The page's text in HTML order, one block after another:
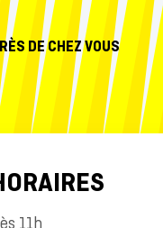
DE CHEZ VOUS